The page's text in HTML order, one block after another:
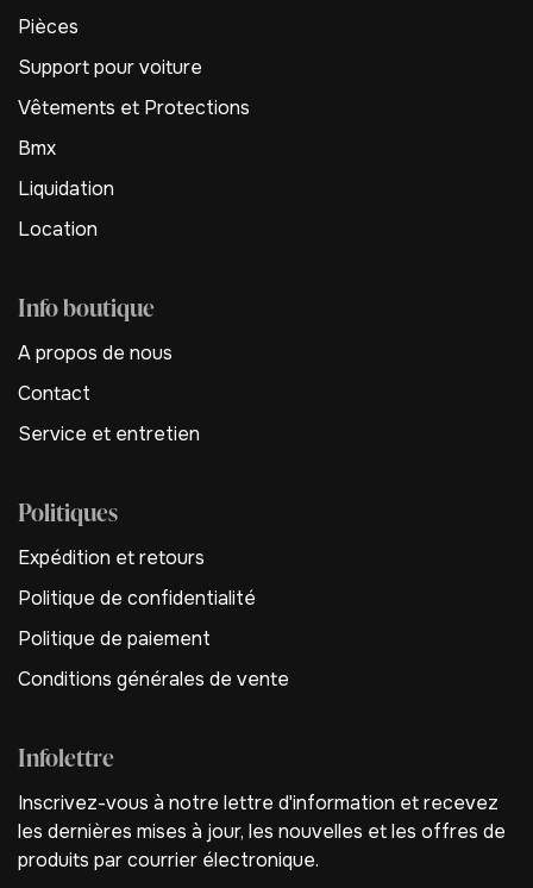
Pièces
Support pour voiture
Vêtements et Protections
Bmx
Liquidation
Location
Info boutique
A propos de nous
Contact
Service et entretien
Politiques
Expédition et retours
Politique de confidentialité
Politique de paiement
Conditions générales de vente
Infolettre
Inscrivez-vous à notre lettre d'information et recevez
les dernières mises à jour, les nouvelles et les offres de
produits par courrier électronique.